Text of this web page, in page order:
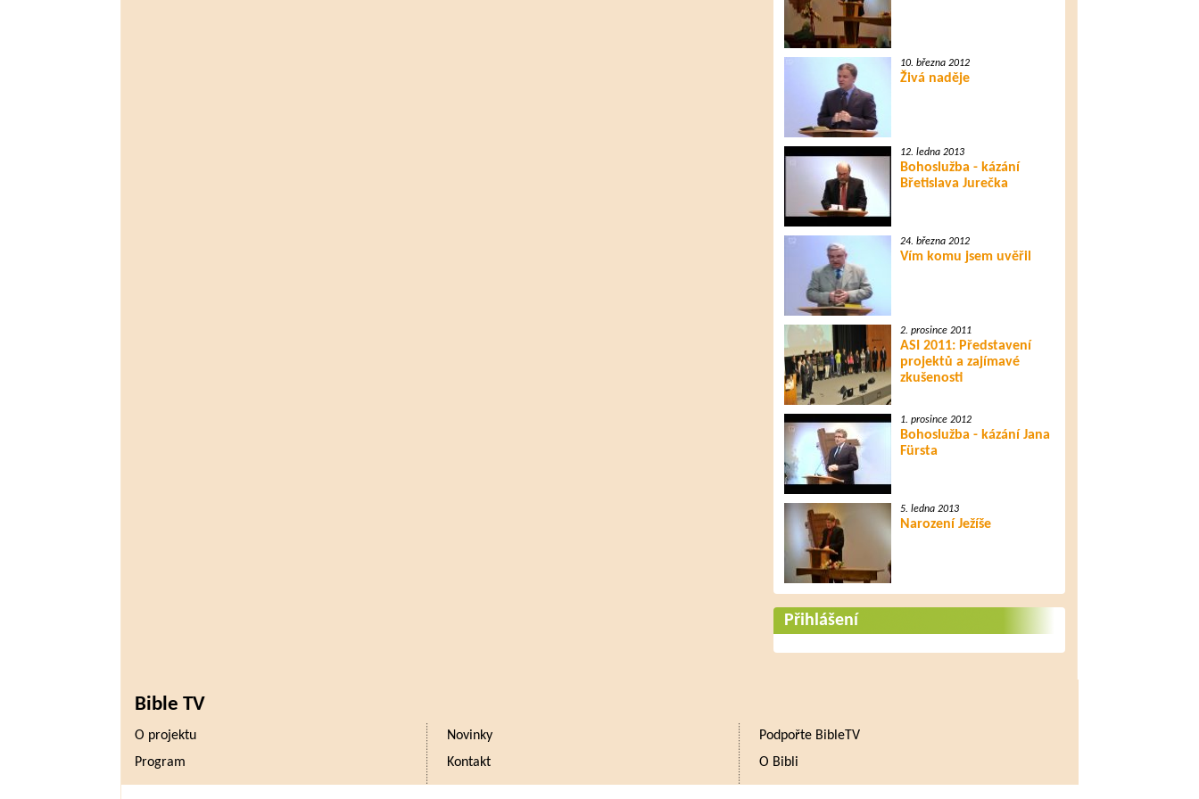
10. března 2012
Živá naděje
12. ledna 2013
Bohoslužba - kázání
Břetislava Jurečka
24. března 2012
Vím komu jsem uvěřil
2. prosince 2011
ASI 2011: Představení
projektů a zajímavé
zkušenosti
1. prosince 2012
Bohoslužba - kázání Jana
Fürsta
5. ledna 2013
Narození Ježíše
Přihlášení
Bible TV
O projektu Novinky
Podpořte BibleTV
Program
Kontakt O Bibli